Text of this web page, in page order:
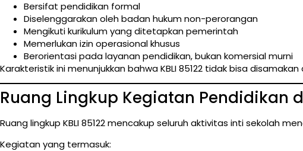
Bersifat pendidikan formal
Diselenggarakan oleh badan hukum non-perorangan
Mengikuti kurikulum yang ditetapkan pemerintah
Memerlukan izin operasional khusus
Berorientasi pada layanan pendidikan, bukan komersial murni
Karakteristik ini menunjukkan bahwa KBLI 85122 tidak bisa
Ruang Lingkup Kegiatan Pendidikan
Ruang lingkup KBLI 85122 mencakup seluruh aktivitas inti sekolah
Kegiatan yang termasuk: